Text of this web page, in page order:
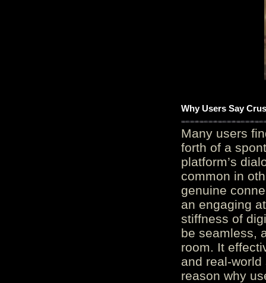
Why Users Say
Many users
forth of a
platform’s
common in
genuine
an engaging
stiffness of
be seamless,
room. It
and real-
reason why